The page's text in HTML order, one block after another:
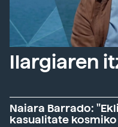
Ilargiaren
Naiara Barrado:
kasualitate